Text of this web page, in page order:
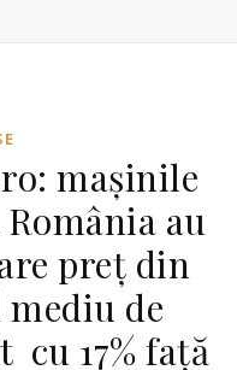
mașinile
au
preț din
de
cu 17% față